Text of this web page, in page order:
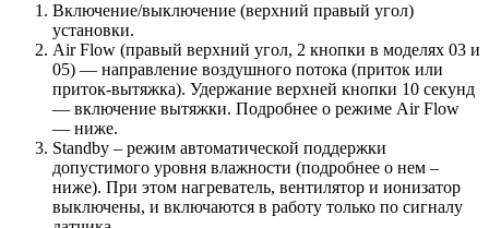
Включение/выключение (верхний правый угол)
установки.
Air Flow (правый верхний угол, 2 кнопки в моделях 03 и
05) — направление воздушного потока (приток или
приток-вытяжка). Удержание верхней кнопки 10 секунд
— включение вытяжки. Подробнее о режиме Air Flow
— ниже.
Standby – режим автоматической поддержки
допустимого уровня влажности (подробнее о нем –
ниже). При этом нагреватель, вентилятор и ионизатор
выключены, и включаются в работу только по сигналу